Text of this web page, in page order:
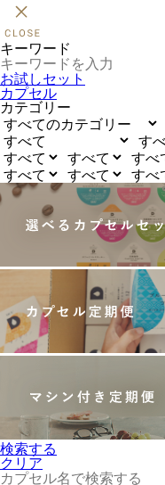
キーワード
お試しセット
カプセル
カテゴリー
検索する
クリア